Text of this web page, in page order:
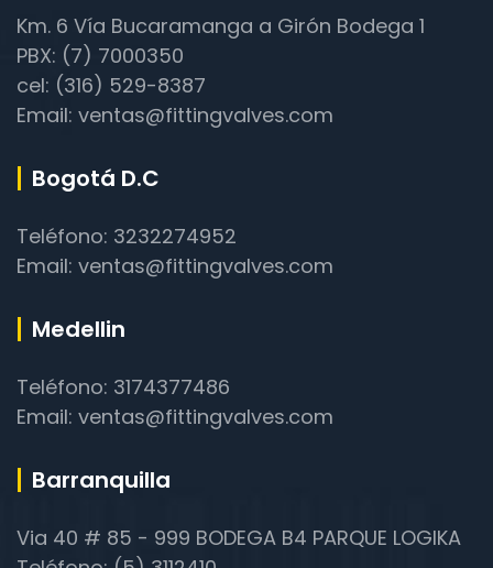
Km. 6 Vía Bucaramanga a Girón Bodega 1
PBX: (7) 7000350
cel: (316) 529-8387
Email: ventas@fittingvalves.com
Bogotá D.C
Teléfono: 3232274952
Email: ventas@fittingvalves.com
Medellin
Teléfono: 3174377486
Email: ventas@fittingvalves.com
Barranquilla
Via 40 # 85 - 999 BODEGA B4 PARQUE LOGIKA